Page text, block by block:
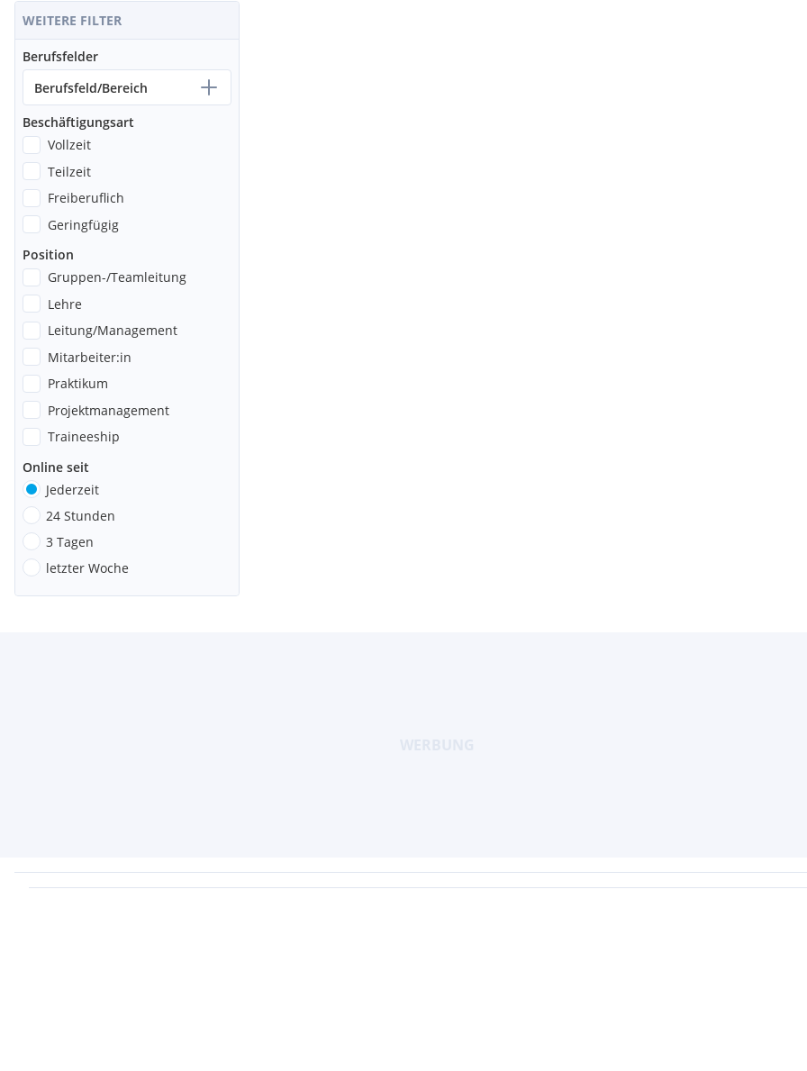
WEITERE FILTER
Berufsfelder
Berufsfeld/Bereich
Beschäftigungsart
Vollzeit
Teilzeit
Freiberuflich
Geringfügig
Position
Gruppen-/Teamleitung
Lehre
Leitung/Management
Mitarbeiter:in
Praktikum
Projektmanagement
Traineeship
Online seit
Jederzeit
24 Stunden
3 Tagen
letzter Woche